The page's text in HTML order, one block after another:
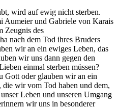
wird auf ewig nicht sterben.
Aumeier und Gabriele von Karais
Zeugnis des
nach dem Tod ihres Bruders
wir an ein ewiges Leben, das
wir uns dann gegen den
einmal sterben müssen?
Gott oder glauben wir an ein
wir vom Tod haben und dem,
Leben und unseren Umgang
wir uns in besonderer